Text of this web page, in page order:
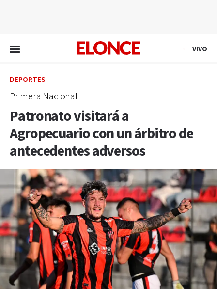
VIVO
DEPORTES
Primera Nacional
Patronato visitará a
Agropecuario con un árbitro de
antecedentes adversos